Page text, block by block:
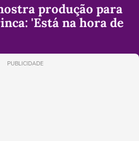
produção para
'Está na hora de
PUBLICIDADE